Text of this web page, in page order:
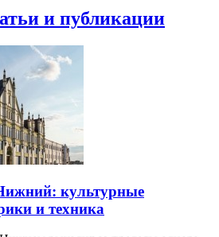
и публикации
культурные
и техника